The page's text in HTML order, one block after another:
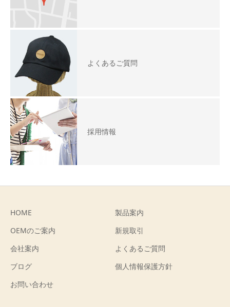
よくあるご質問
採用情報
HOME
製品案内
OEMのご案内
新規取引
会社案内
よくあるご質問
ブログ
個人情報保護方針
お問い合わせ